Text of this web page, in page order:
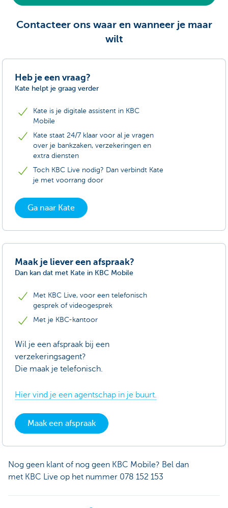
Contacteer ons waar en wanneer je maar
wilt
Heb je een vraag?
Kate helpt je graag verder
Kate is je digitale assistent in KBC
Mobile
Kate staat 24/7 klaar voor al je vragen
over je bankzaken, verzekeringen en
extra diensten
Toch KBC Live nodig? Dan verbindt Kate
je met voorrang door
Ga naar Kate
Maak je liever een afspraak?
Dan kan dat met Kate in KBC Mobile
Met KBC Live, voor een telefonisch
gesprek of videogesprek
Met je KBC-kantoor
Wil je een afspraak bij een
verzekeringsagent?
Die maak je telefonisch.
Hier vind je een agentschap in je buurt.
Maak een afspraak
Nog geen klant of nog geen KBC Mobile? Bel dan
met KBC Live op het nummer 078 152 153